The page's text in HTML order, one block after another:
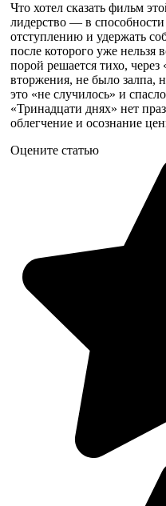
Что хотел сказать фильм
лидерство — в
отступлению и удержать
после которого уже
порой решается тихо,
вторжения, не было залпа,
это «не случилось» и
«Тринадцати днях» нет
облегчение и осознание
Оцените статью